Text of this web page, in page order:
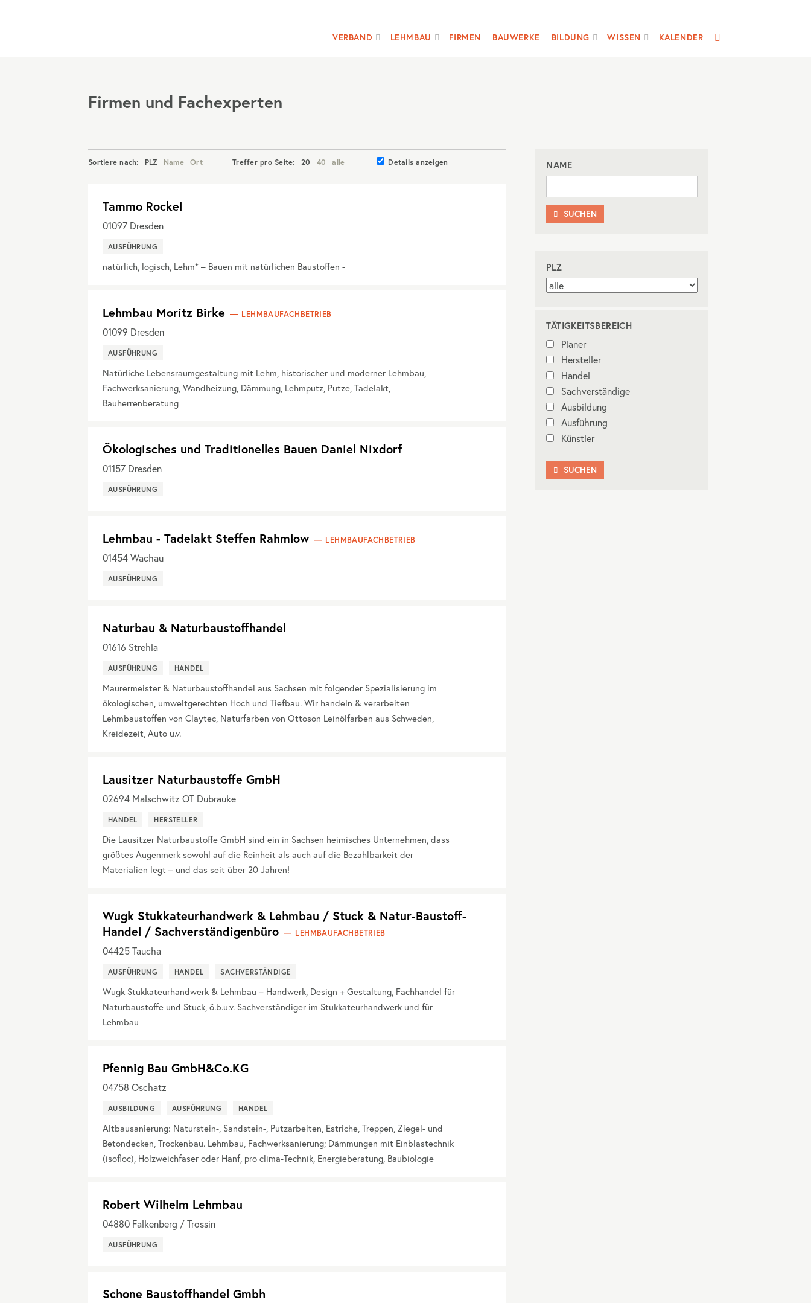
VERBAND LEHMBAU FIRMEN BAUWERKE BILDUNG WISSEN KALENDER
Firmen und Fachexperten
Sortiere nach: PLZ Name Ort Treffer pro Seite: 20 40 alle Details anzeigen
Tammo Rockel
01097 Dresden
AUSFÜHRUNG
natürlich, logisch, Lehm* – Bauen mit natürlichen Baustoffen -
Lehmbau Moritz Birke LEHMBAUFACHBETRIEB
01099 Dresden
AUSFÜHRUNG
Natürliche Lebensraumgestaltung mit Lehm, historischer und moderner Lehmbau,
Fachwerksanierung, Wandheizung, Dämmung, Lehmputz, Putze, Tadelakt,
Bauherrenberatung
Ökologisches und Traditionelles Bauen Daniel Nixdorf
01157 Dresden
AUSFÜHRUNG
Lehmbau - Tadelakt Steffen Rahmlow LEHMBAUFACHBETRIEB
01454Wachau
AUSFÜHRUNG
Naturbau & Naturbaustoffhandel
01616 Strehla
AUSFÜHRUNG HANDEL
Maurermeister & Naturbaustoffhandel aus Sachsen mit folgender Spezialisierung im
ökologischen, umweltgerechten Hoch und Tiefbau. Wir handeln & verarbeiten
Lehmbaustoffen von Claytec, Naturfarben von Ottoson Leinölfarben aus Schweden,
Kreidezeit, Auto u.v.
Lausitzer Naturbaustoffe GmbH
02694 Malschwitz OT Dubrauke
HANDEL HERSTELLER
Die Lausitzer Naturbaustoffe GmbH sind ein in Sachsen heimisches Unternehmen, dass
größtes Augenmerk sowohl auf die Reinheit als auch auf die Bezahlbarkeit der
Materialien legt – und das seit über 20 Jahren!
Wugk Stukkateurhandwerk & Lehmbau / Stuck & Natur-Baustoff-
Handel / Sachverständigenbüro
LEHMBAUFACHBETRIEB
04425Taucha
AUSFÜHRUNG HANDEL SACHVERSTÄNDIGE
Wugk Stukkateurhandwerk & Lehmbau – Handwerk, Design + Gestaltung, Fachhandel für
Naturbaustoffe und Stuck, ö.b.u.v. Sachverständiger im Stukkateurhandwerk und für
Lehmbau
Pfennig Bau GmbH&Co.KG
04758 Oschatz
AUSBILDUNG AUSFÜHRUNG HANDEL
Altbausanierung: Naturstein-, Sandstein-, Putzarbeiten, Estriche, Treppen, Ziegel- und
Betondecken, Trockenbau. Lehmbau, Fachwerksanierung; Dämmungen mit Einblastechnik
(isofloc), Holzweichfaser oder Hanf, pro clima-Technik, Energieberatung, Baubiologie
Robert Wilhelm Lehmbau
04880 Falkenberg / Trossin
AUSFÜHRUNG
Schone Baustoffhandel Gmbh
NAME
 SUCHEN
PLZ
TÄTIGKEITSBEREICH
Planer
Hersteller
Handel
Sachverständige
Ausbildung
Ausführung
Künstler
 SUCHEN